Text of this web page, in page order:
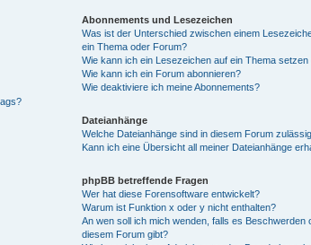
Abonnements und Lesezeichen
Was ist der Unterschied zwischen einem
ein Thema oder Forum?
Wie kann ich ein Lesezeichen auf ein Thema
Wie kann ich ein Forum abonnieren?
Wie deaktiviere ich meine Abonnements?
Dateianhänge
Welche Dateianhänge sind in diesem Forum
Kann ich eine Übersicht all meiner Dateianhänge
phpBB betreffende Fragen
Wer hat diese Forensoftware entwickelt?
Warum ist Funktion x oder y nicht enthalten?
An wen soll ich mich wenden, falls es Beschwerden
diesem Forum gibt?